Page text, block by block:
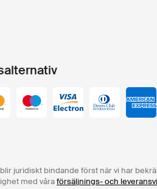
juridiskt bindande först när vi har
med våraförsäljnings- och